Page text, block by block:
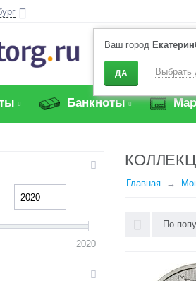
Ваш город
ДА Выбрать
Банкноты
Главная
По
–
2020